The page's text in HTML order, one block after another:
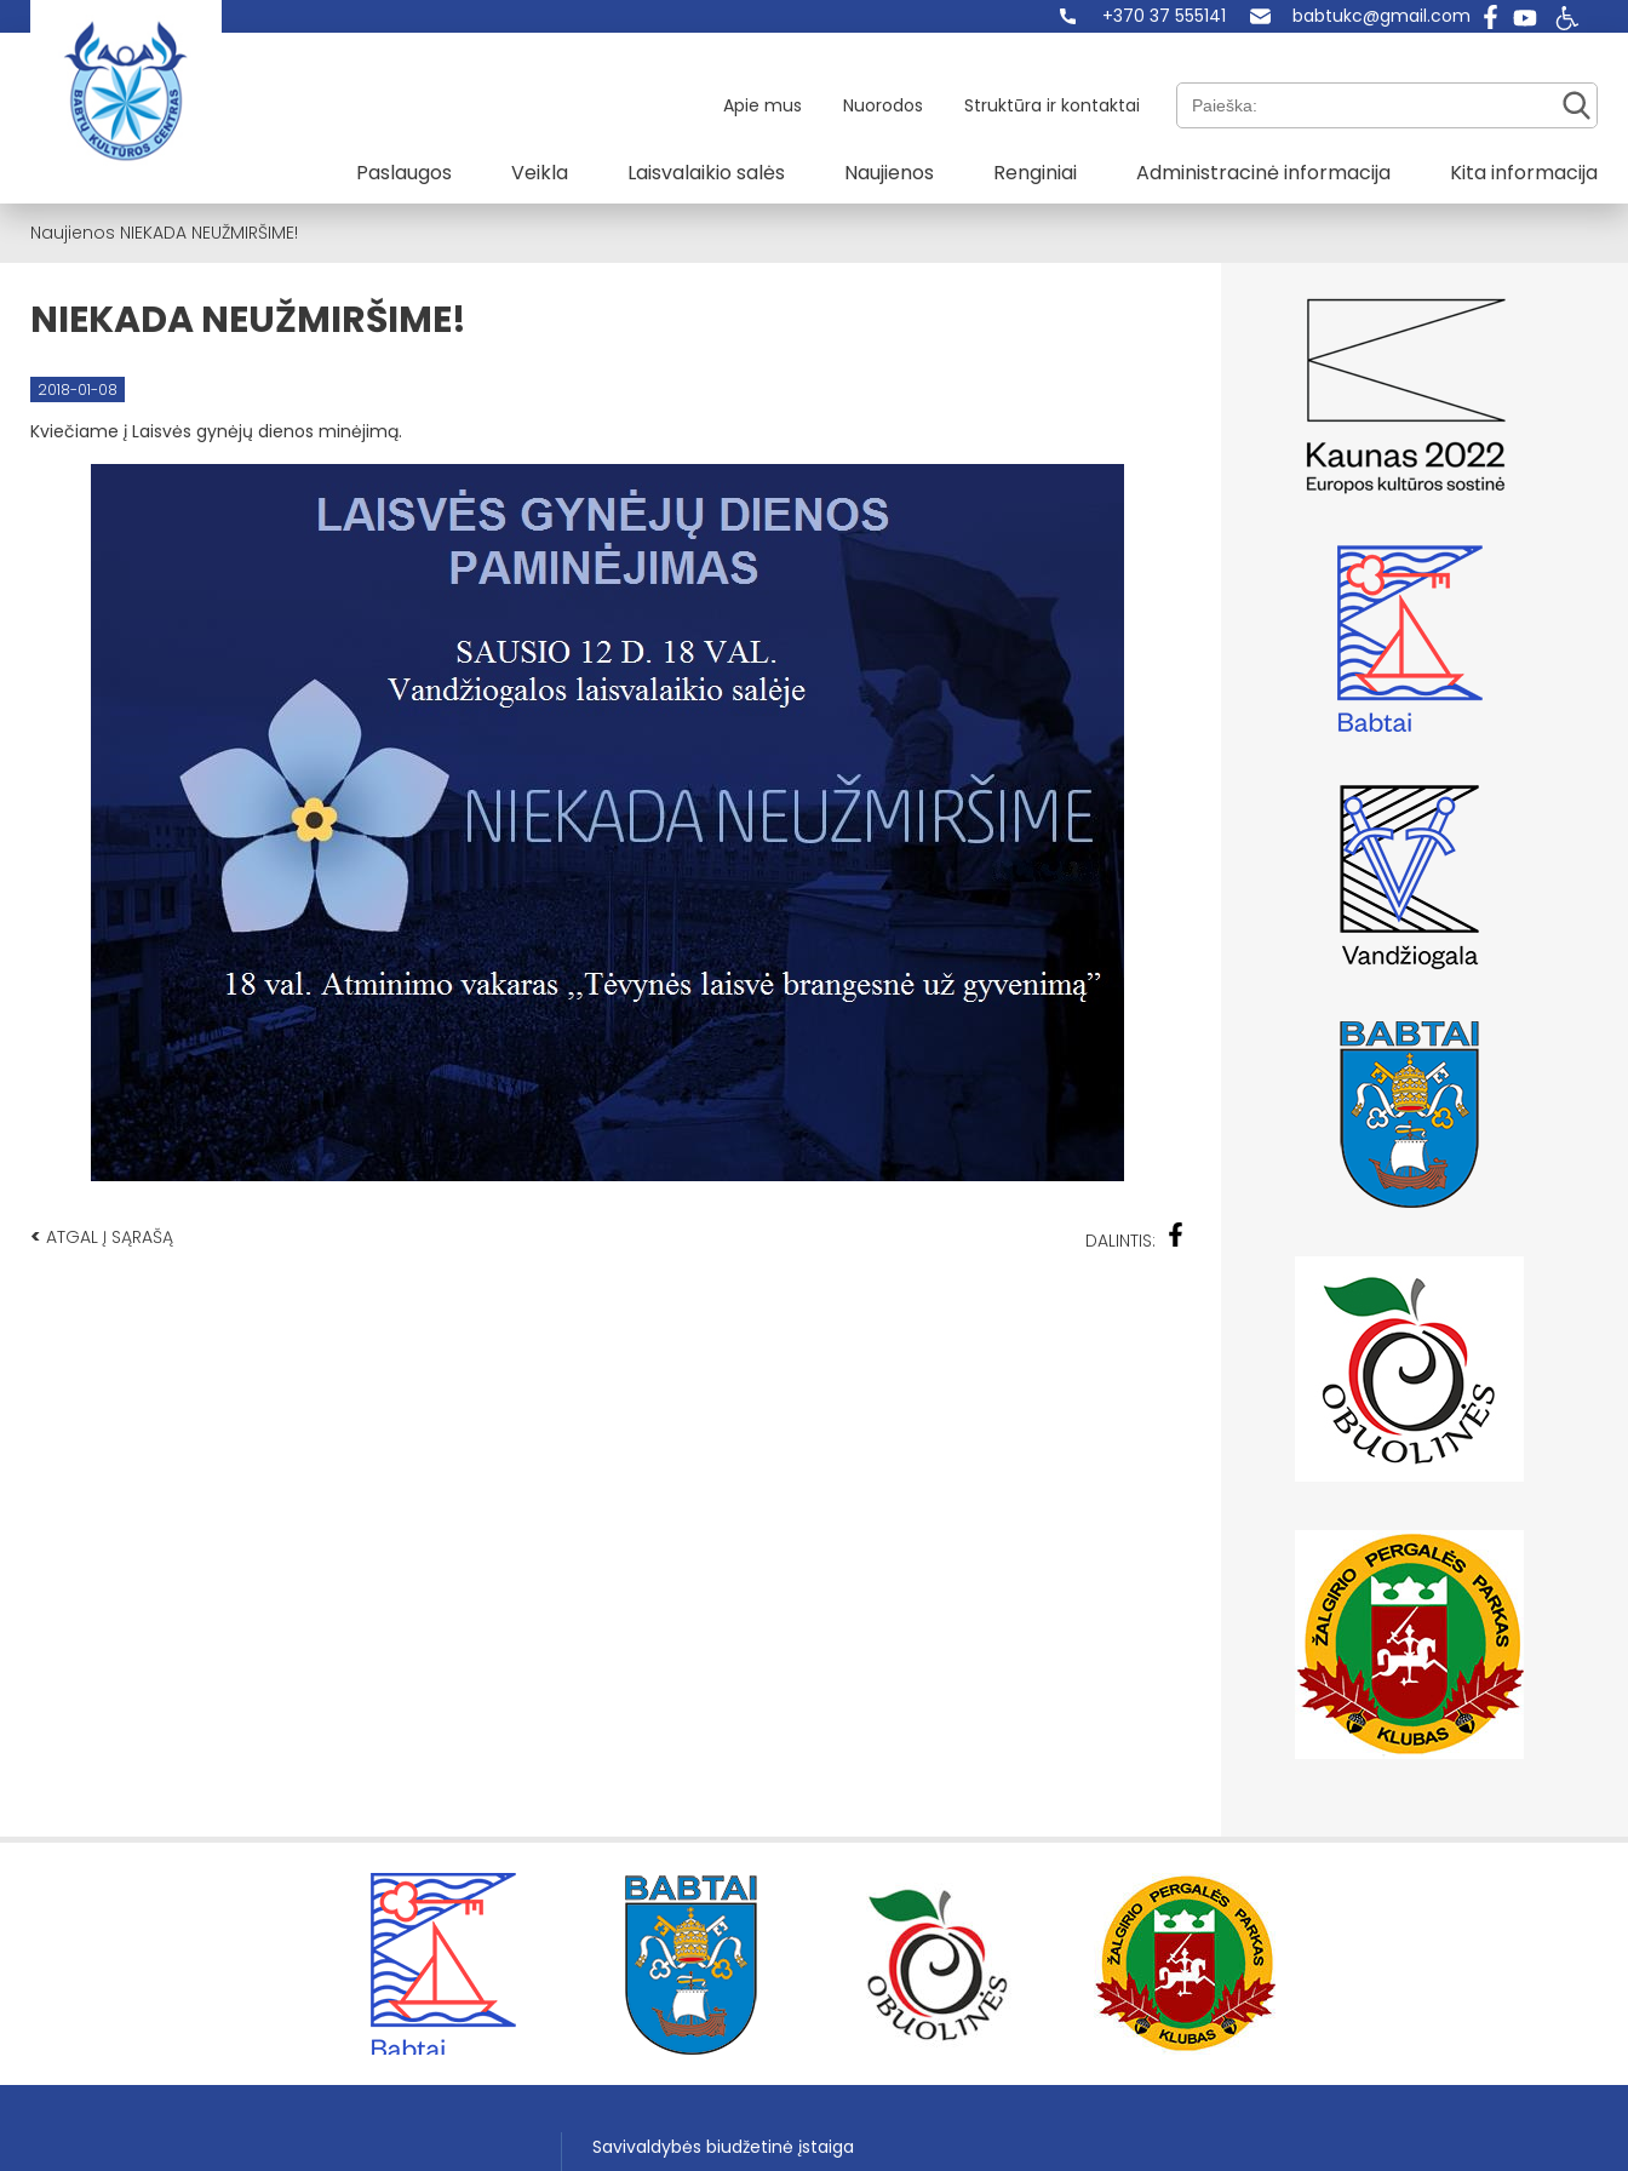
+370 37 555141 babtukc@gmail.com
Apie mus Nuorodos Struktūra ir kontaktai Paieška:
Paslaugos Veikla Laisvalaikio salės Naujienos Renginiai Administracinė informacija Kita informacija
Naujienos NIEKADA NEUŽMIRŠIME!
NIEKADA NEUŽMIRŠIME!
2018-01-08
Kviečiame į Laisvės gynėjų dienos minėjimą.
< ATGAL Į SĄRAŠĄ DALINTIS:
Savivaldybės biudžetinė įstaiga